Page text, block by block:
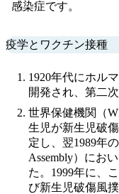
感染症です。
疫学とワクチン接種
1920年代にホル
開発され、第二
世界保健機関（
生児が新生児破傷
定し、翌1989年
Assembly）にお
た。1999年に、
び新生児破傷風撲